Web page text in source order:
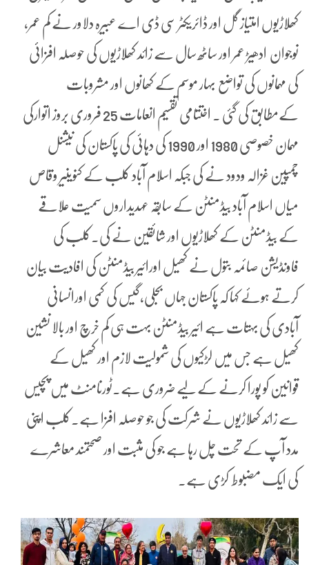
کھلاڑیوں امتیاز گل اور ڈائریکٹر سی ڈی اے عبیرہ دلاور نے کم عمر،
نوجوان ادھیڑ عمر اور ساٹھ سال سے زائد کھلاڑیوں کی حوصلہ افزائی
کی مہمانوں کی تواضع بہار موسم کے کھانوں اور مشروبات
کےمطابق کی گئی ۔ اختتامی تقسیم انعامات 25 فروری بروز اتوارکی
مہمان خصوصی 1980 اور 1990 کی دہائی کی پاکستان کی نیشنل
چمپین غزالہ ودود نے کی جبکہ اسلام آباد کلب کے کنوینیر وقاص
میاں اسلام آباد بیڈمنٹن کے سابقہ عہدیداروں سمیت علاقے
کے بیڈمنٹن کے کھلاڑیوں اور شائقین نے کی۔کلب کی
فاونڈیشن صائمہ بتول نے کھیل اورائیر بیڈمنٹن کی افادیت بیان
کرتے ہوئے کہا کہ پاکستان جہاں بجلی،گیس کی کمی اورانسانی
آبادی کی بہتات ہے ائیر بیڈمنٹن بہت ہی کم خرچ اور بالا نشین
کھیل ہے جس میں لڑکیوں کی شمولیت لازم اور کھیل کے
قوانین کو پورا کرنے کے لیے ضروری ہے۔ٹورنامنٹ میں پچیس
سے زائد کھلاڑیوں نے شرکت کی جو حوصلہ افزا ہے۔کلب اپنی
مدد آپ کے تحت چل رہا ہے جو کی مثبت اور صحتمند معاشرے
کی ایک مضبوط کڑی ہے۔